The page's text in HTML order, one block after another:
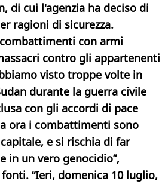
di cui l'agenzia ha deciso di
ragioni di sicurezza.
con armi
contro gli appartenenti
visto troppe volte in
durante la guerra civile
con gli accordi di pace
ora i combattimenti sono
e si rischia di far
in un vero genocidio”,
“Ieri, domenica 10 luglio,